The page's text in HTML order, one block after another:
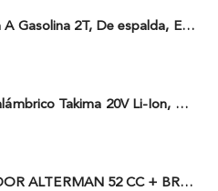
Guadaña Alterman A Gasolina 2T, De espalda, Eje Flexible, 43Cc, Xbc43B-I
Combo taladro Inalámbrico Takima 20V Li-Ion, Tklcd-20. + Polichadora Takima 7″ 1.200W, Tksp-180-D.
COMBO AHOYADOR ALTERMAN 52 CC + BROCA DE 20 CM X 80 CM + BROCA DE 15 CM X 80 CM